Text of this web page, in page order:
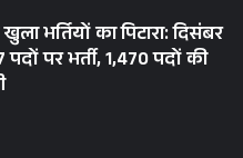
भर्तियों का पिटारा: दिसंबर
पर भर्ती, 1,470 पदों की